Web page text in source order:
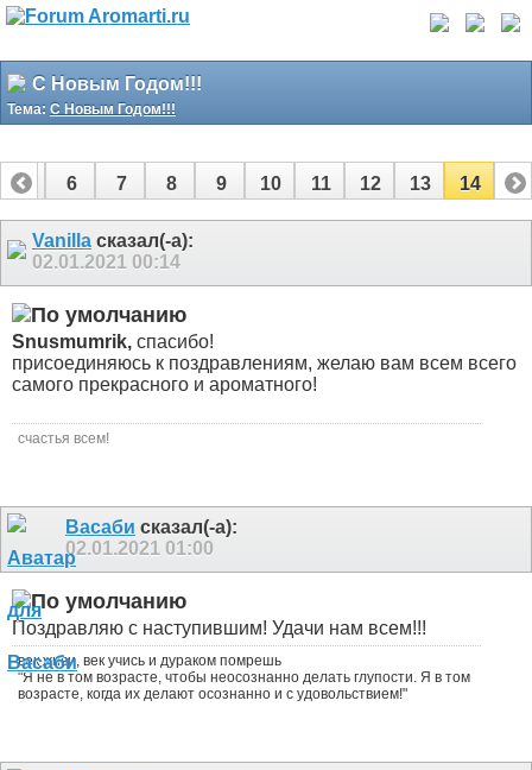
С Новым Годом!!!
Тема: С Новым Годом!!!
5 6 7 8 9 10 11 12 13 14
Vanilla сказал(-а):
02.01.2021 00:14
Snusmumrik, спасибо!
присоединяюсь к поздравлениям, желаю вам всем всего
самого прекрасного и ароматного!
счастья всем!
Васаби сказал(-а):
02.01.2021 01:00
Поздравляю с наступившим! Удачи нам всем!!!
век живи, век учись и дураком помрешь
"Я не в том возрасте, чтобы неосознанно делать глупости. Я в том
возрасте, когда их делают осознанно и с удовольствием!"